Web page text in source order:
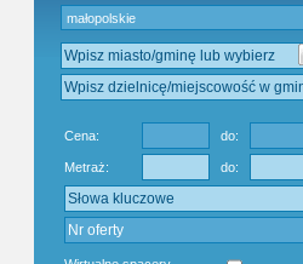
Cena: do:
Metraż: do: